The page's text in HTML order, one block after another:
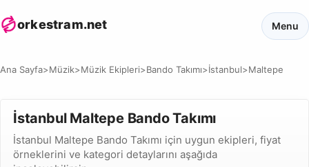
orkestram.net Menu
Ana Sayfa>Müzik>Müzik Ekipleri>Bando Takımı>İstanbul>Maltepe
İstanbul Maltepe Bando Takımı
İstanbul Maltepe Bando Takımı için uygun ekipleri, fiyat
örneklerini ve kategori detaylarını aşağıda